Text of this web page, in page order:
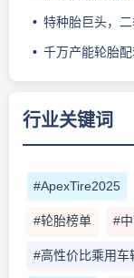
特种胎巨头，
千万产能轮胎
行业关键词
#ApexTire2025
#轮胎榜单 #
#高性价比乘用车